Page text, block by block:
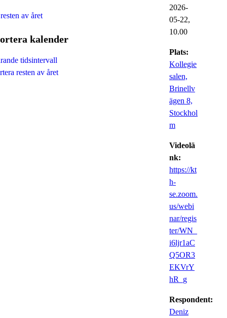
2026-
05-22,
10.00
Plats:
Kollegie
salen,
Brinellv
ägen 8,
Stockhol
m
Videolä
nk:
https://kt
h-
se.zoom.
us/webi
nar/regis
ter/WN_
i6ljr1aC
Q5OR3
EKVrY
hR_g
Respondent:
Deniz
av året
kalender
tidsintervall
resten av året